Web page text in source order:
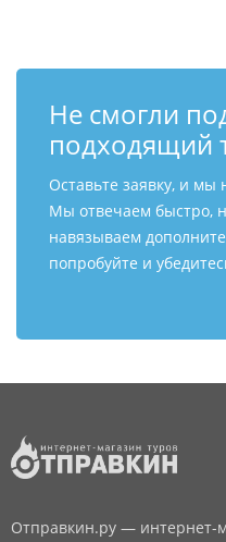
Не смогли
подходящий
Оставьте заявку, и
Мы отвечаем быстро,
навязываем
попробуйте и
Отправкин.ру — интернет-